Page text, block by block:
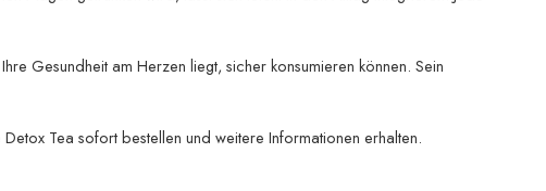
Gesundheit am Herzen liegt, sicher konsumieren können. Sein
Tea sofort bestellen und weitere Informationen erhalten.